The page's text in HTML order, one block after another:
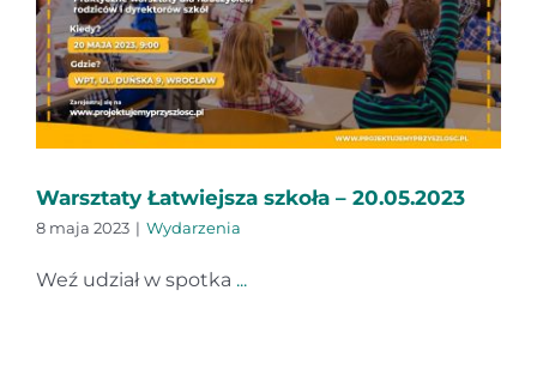
Warsztaty Łatwiejsza szkoła – 20.05.2023
8 maja 2023 | Wydarzenia
Weź udział w spotka ...